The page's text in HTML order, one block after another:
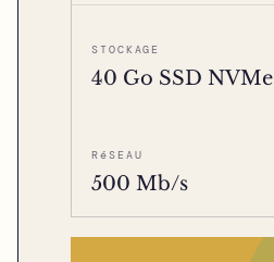
STOCKAGE
40 Go SSD NVMe
RéSEAU
500 Mb/s